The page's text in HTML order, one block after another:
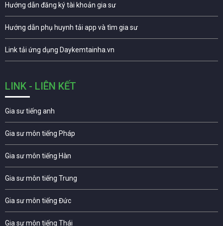
Hướng dẫn đăng ký tài khoản gia sư
Hướng dẫn phụ huynh tải app và tìm gia sư
Link tải ứng dụng Daykemtainha.vn
LINK - LIÊN KẾT
Gia sư tiếng anh
Gia sư môn tiếng Pháp
Gia sư môn tiếng Hàn
Gia sư môn tiếng Trung
Gia sư môn tiếng Đức
Gia sư môn tiếng Thái